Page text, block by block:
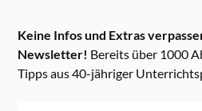
Keine Infos und Extras
Newsletter! Bereits über 1000
Tipps aus 40-jähriger